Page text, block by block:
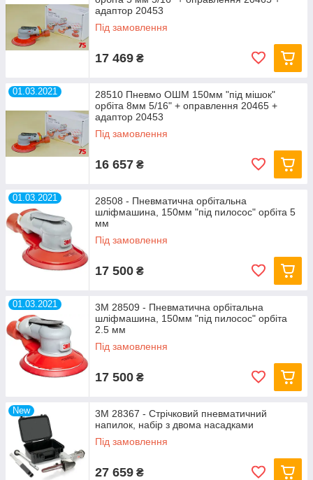
адаптор 20453
Під замовлення
17 469 ₴
01.03.2021
28510 Пневмо ОШМ 150мм "під мішок"
орбіта 8мм 5/16" + оправлення 20465 +
адаптор 20453
Під замовлення
16 657 ₴
01.03.2021
28508 - Пневматична орбітальна
шліфмашина, 150мм "під пилосос" орбіта 5
мм
Під замовлення
17 500 ₴
01.03.2021
3M 28509 - Пневматична орбітальна
шліфмашина, 150мм "під пилосос" орбіта
2.5 мм
Під замовлення
17 500 ₴
New
3M 28367 - Стрічковий пневматичний
напилок, набір з двома насадками
Під замовлення
27 659 ₴